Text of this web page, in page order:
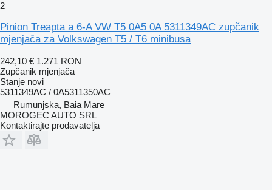
2
Pinion Treapta a 6-A VW T5 0A5 0A 5311349AC zupčanik
mjenjača za Volkswagen T5 / T6 minibusa
242,10 € 1.271 RON
Zupčanik mjenjača
Stanje novi
5311349AC / 0A5311350AC
Rumunjska, Baia Mare
MOROGEC AUTO SRL
Kontaktirajte prodavatelja